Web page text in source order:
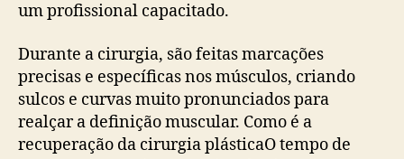
um profissional capacitado.
Durante a cirurgia, são feitas marcações
precisas e específicas nos músculos, criando
sulcos e curvas muito pronunciados para
realçar a definição muscular. Como é a
recuperação da cirurgia plásticaO tempo de